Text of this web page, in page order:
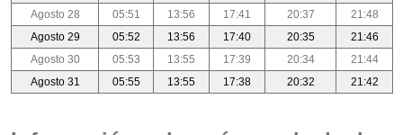
Agosto 28
05:51 13:56 17:41 20:37
21:48
Agosto 29
05:52 13:56 17:40 20:35
21:46
Agosto 30
05:53 13:55 17:39 20:34
21:44
Agosto 31
05:55 13:55 17:38 20:32 21:42